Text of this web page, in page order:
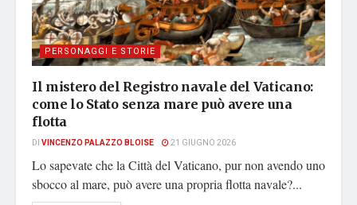
PERSONAGGI E STORIE
Il mistero del Registro navale del Vaticano:
come lo Stato senza mare può avere una
flotta
DI VINCENZO PALAZZO BLOISE 21 GIUGNO 2026
Lo sapevate che la Città del Vaticano, pur non avendo uno
sbocco al mare, può avere una propria flotta navale?...